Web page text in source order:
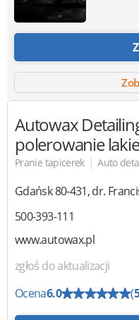
Autowax
polerowanie
Pranie tapicerek | Auto
Gdańsk80-431,dr.
500-393-111
www.autowax.pl
zgłoś do aktualizacji
Ocena6.0 (5